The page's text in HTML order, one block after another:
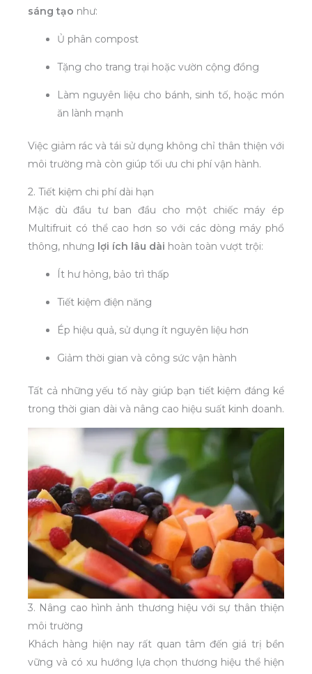
sáng tạo như:
Ủ phân compost
Tặng cho trang trại hoặc vườn cộng đồng
Làm nguyên liệu cho bánh, sinh tố, hoặc món
ăn lành mạnh
Việc giảm rác và tái sử dụng không chỉ thân thiện với
môi trường mà còn giúp tối ưu chi phí vận hành.
2. Tiết kiệm chi phí dài hạn
Mặc dù đầu tư ban đầu cho một chiếc máy ép
Multifruit có thể cao hơn so với các dòng máy phổ
thông, nhưng lợi ích lâu dài hoàn toàn vượt trội:
Ít hư hỏng, bảo trì thấp
Tiết kiệm điện năng
Ép hiệu quả, sử dụng ít nguyên liệu hơn
Giảm thời gian và công sức vận hành
Tất cả những yếu tố này giúp bạn tiết kiệm đáng kể
trong thời gian dài và nâng cao hiệu suất kinh doanh.
3. Nâng cao hình ảnh thương hiệu với sự thân thiện
môi trường
Khách hàng hiện nay rất quan tâm đến giá trị bền
vững và có xu hướng lựa chọn thương hiệu thể hiện